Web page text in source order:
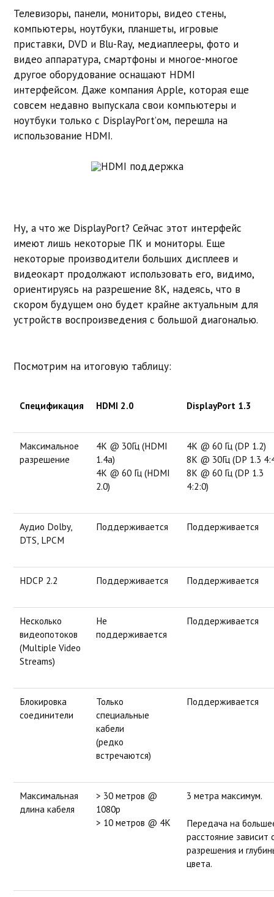
Телевизоры, панели, мониторы, видео стены,
компьютеры, ноутбуки, планшеты, игровые
приставки, DVD и Blu-Ray, медиаплееры, фото и
видео аппаратура, смартфоны и многое-многое
другое оборудование оснащают HDMI
интерфейсом. Даже компания Apple, которая еще
совсем недавно выпускала свои компьютеры и
ноутбуки только с DisplayPort’ом, перешла на
использование HDMI.
Ну, а что же DisplayPort? Сейчас этот интерфейс
имеют лишь некоторые ПК и мониторы. Еще
некоторые производители больших дисплеев и
видеокарт продолжают использовать его, видимо,
ориентируясь на разрешение 8K, надеясь, что в
скором будущем оно будет крайне актуальным для
устройств воспроизведения с большой диагональю.
Посмотрим на итоговую таблицу:
Спецификация HDMI 2.0 DisplayPort 1.3
Максимальное
разрешение
4K @ 30Гц (HDMI
1.4a)
4K @ 60 Гц (HDMI
2.0)
4K @ 60 Гц (DP 1.2)
8K @ 30Гц (DP 1.3
8K @ 60 Гц (DP 1.3
4:2:0)
Аудио Dolby,
DTS, LPCM
Поддерживается Поддерживается
HDCP 2.2 Поддерживается Поддерживается
Несколько
видеопотоков
(Multiple Video
Streams)
Не
поддерживается
Поддерживается
Блокировка
соединители
Только
специальные
кабели
(редко
встречаются)
Поддерживается
Максимальная
длина кабеля
> 30 метров @
1080p
> 10 метров @ 4K
3 метра максимум.
Передача на
расстояние зависит
разрешения и
цвета.